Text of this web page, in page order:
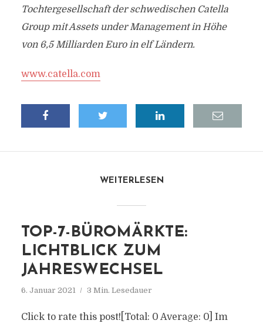
Tochtergesellschaft der schwedischen Catella
Group mit Assets under Management in Höhe
von 6,5 Milliarden Euro in elf Ländern.
www.catella.com
WEITERLESEN
TOP-7-BÜROMÄRKTE:
LICHTBLICK ZUM
JAHRESWECHSEL
6. Januar 2021 3 Min. Lesedauer
Click to rate this post![Total: 0 Average: 0] Im